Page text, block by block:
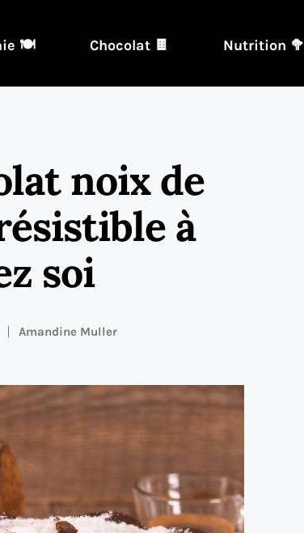
🍽️ Chocolat 🍫 Nutrition 🥦
noix de
à
soi
Amandine Muller